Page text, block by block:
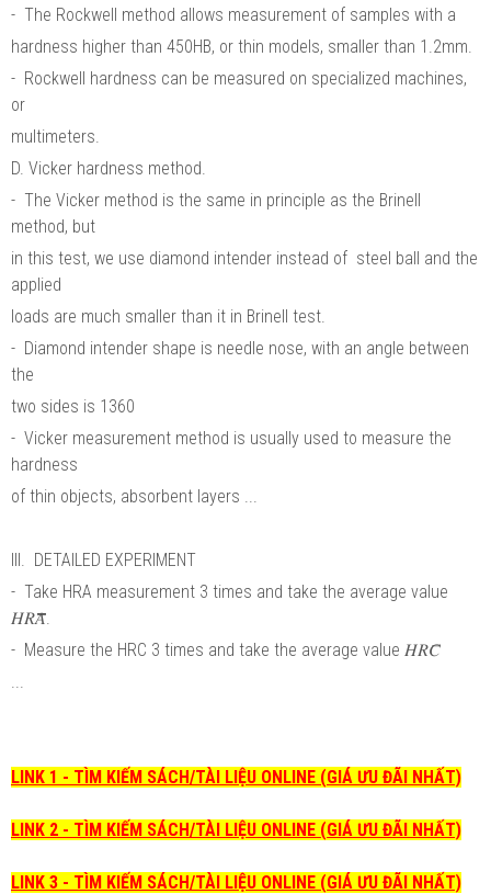
- The Rockwell method allows measurement of samples with a
hardness higher than 450HB, or thin models, smaller than 1.2mm.
- Rockwell hardness can be measured on specialized machines,
or
multimeters.
D. Vicker hardness method.
- The Vicker method is the same in principle as the Brinell
method, but
in this test, we use diamond intender instead of steel ball and the
applied
loads are much smaller than it in Brinell test.
- Diamond intender shape is needle nose, with an angle between
the
two sides is 1360
- Vicker measurement method is usually used to measure the
hardness
of thin objects, absorbent layers ...
III. DETAILED EXPERIMENT
- Take HRA measurement 3 times and take the average value
𝐻𝑅𝐴̅̅̅̅̅̅.
- Measure the HRC 3 times and take the average value 𝐻𝑅𝐶̅
LINK 1 - TÌM KIẾM SÁCH/TÀI LIỆU ONLINE (GIÁ ƯU ĐÃI NHẤT)
LINK 2 - TÌM KIẾM SÁCH/TÀI LIỆU ONLINE (GIÁ ƯU ĐÃI NHẤT)
LINK 3 - TÌM KIẾM SÁCH/TÀI LIỆU ONLINE (GIÁ ƯU ĐÃI NHẤT)